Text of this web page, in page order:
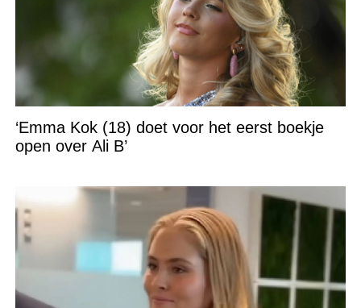
‘Emma Kok (18) doet voor het eerst boekje
open over Ali B’